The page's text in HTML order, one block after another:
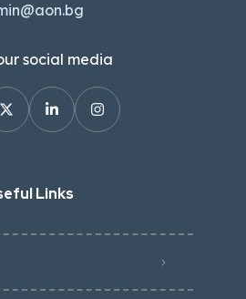
social media
Links